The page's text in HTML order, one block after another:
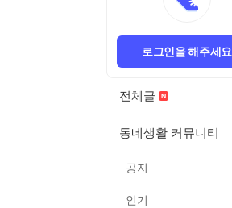
로그인을 해주세요
전체글
동네생활 커뮤니티
공지
인기